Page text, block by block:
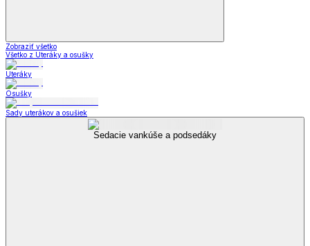
Zobraziť všetko
Všetko z Uteráky a osušky
Uteráky
Osušky
Sady uterákov a osušiek
Sedacie vankúše a podsedáky